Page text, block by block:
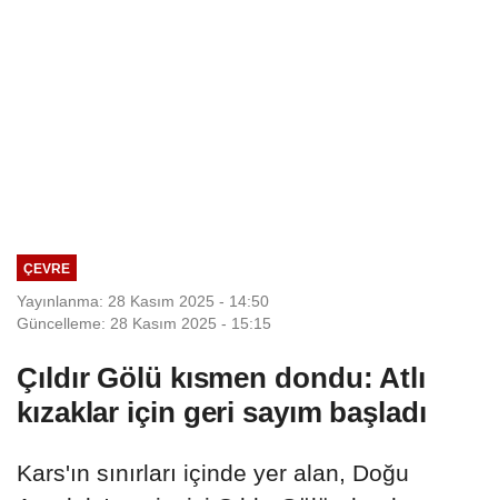
ÇEVRE
Yayınlanma: 28 Kasım 2025 - 14:50
Güncelleme: 28 Kasım 2025 - 15:15
Çıldır Gölü kısmen dondu: Atlı
kızaklar için geri sayım başladı
Kars'ın sınırları içinde yer alan, Doğu